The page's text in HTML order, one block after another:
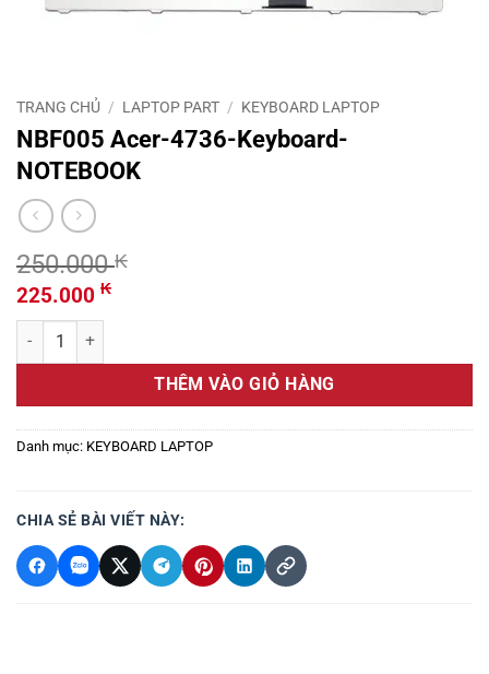
TRANG CHỦ / LAPTOP PART / KEYBOARD LAPTOP
NBF005 Acer-4736-Keyboard-
NOTEBOOK
250.000₭
Giá
gốc
là:
250.000 ₭.
225.000 ₭Giá
là:
225.000 ₭.
NBF005 Acer-4736-Keyboard- NOTEBOOK số lượng
THÊM VÀO GIỎ HÀNG
Danh mục: KEYBOARD LAPTOP
CHIA SẺ BÀI VIẾT NÀY: